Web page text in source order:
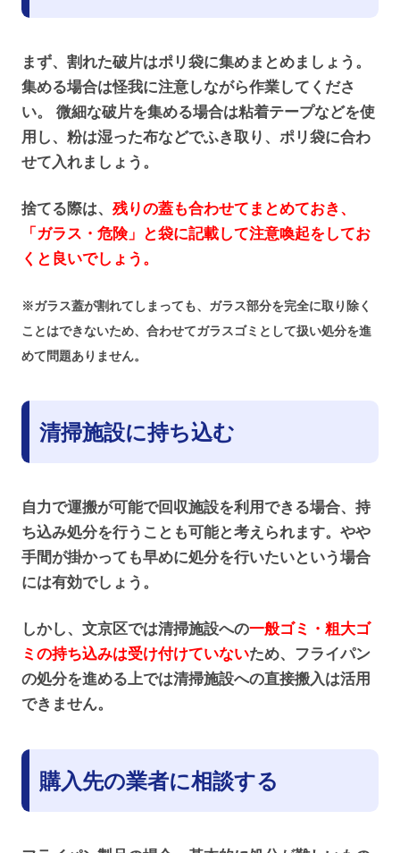
まず、割れた破片はポリ袋に集めまとめましょう。
集める場合は怪我に注意しながら作業してくださ
い。 微細な破片を集める場合は粘着テープなどを使
用し、粉は湿った布などでふき取り、ポリ袋に合わ
せて入れましょう。
捨てる際は、 残りの蓋も合わせてまとめておき、
「ガラス・危険」と袋に記載して注意喚起をしてお
くと良いでしょう。
※ガラス蓋が割れてしまっても、ガラス部分を完全に取り除く
ことはできないため、合わせてガラスゴミとして扱い処分を進
めて問題ありません。
清掃施設に持ち込む
自力で運搬が可能で回収施設を利用できる場合、持
ち込み処分を行うことも可能と考えられます。やや
手間が掛かっても早めに処分を行いたいという場合
には有効でしょう。
しかし、文京区では清掃施設への一般ゴミ・粗大ゴ
ミの持ち込みは受け付けていないため、フライパン
の処分を進める上では清掃施設への直接搬入は活用
できません。
購入先の業者に相談する